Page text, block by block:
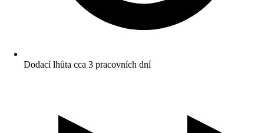
Dodací lhůta cca 3 pracovních dní